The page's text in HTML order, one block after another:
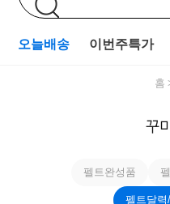
오늘배송 이번주특가
홈
꾸
펠트완성품
펠트달